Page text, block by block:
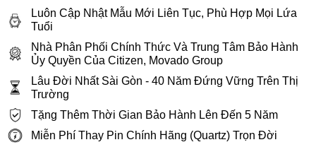
Luôn Cập Nhật Mẫu Mới Liên Tục, Phù Hợp Mọi Lứa
Tuổi
Nhà Phân Phối Chính Thức Và Trung Tâm Bảo Hành
Ủy Quyền Của Citizen, Movado Group
Lâu Đời Nhất Sài Gòn - 40 Năm Đứng Vững Trên Thị
Trường
Tặng Thêm Thời Gian Bảo Hành Lên Đến 5 Năm
Miễn Phí Thay Pin Chính Hãng (Quartz) Trọn Đời